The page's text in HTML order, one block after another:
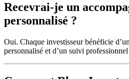
Recevrai-je un
personnalisé ?
Oui. Chaque investisseur bénéficie
personnalisé et d’un suivi